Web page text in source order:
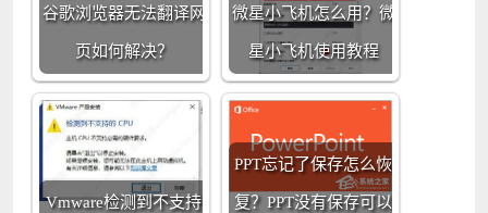
谷歌浏览器无法翻译网
页如何解决？
微星小飞机怎么用？微
星小飞机使用教程
Vmware检测到不支持
PPT忘记了保存怎么恢
复？PPT没有保存可以